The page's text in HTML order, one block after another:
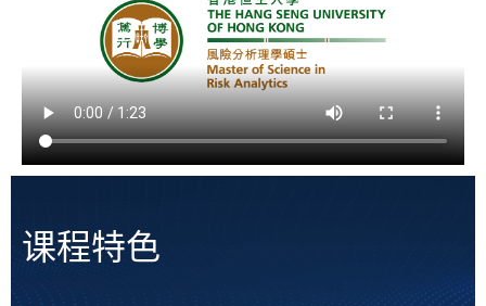
课程特色